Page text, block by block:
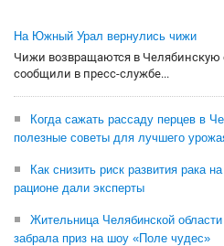
На Южный Урал вернулись чижи
Чижи возвращаются в Челябинскую
сообщили в пресс-службе...
Когда сажать рассаду перцев в
полезные советы для лучшего
Как снизить риск развития рака
рационе дали эксперты
Жительница Челябинской области
забрала приз на шоу «Поле чудес»